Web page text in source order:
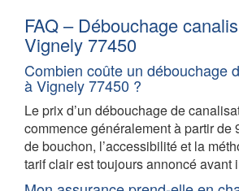
FAQ – Débouchage
Vignely 77450
Combien coûte un débouchage
à Vignely 77450 ?
Le prix d’un débouchage de
commence généralement à partir de
de bouchon, l’accessibilité et la
tarif clair est toujours annoncé avant